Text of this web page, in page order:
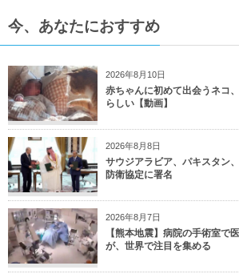
今、あなたにおすすめ
2026年8月10日
赤ちゃんに初めて出会うネコ
らしい【動画】
2026年8月8日
サウジアラビア、パキスタン
防衛協定に署名
2026年8月7日
【熊本地震】病院の手術室で
が、世界で注目を集める